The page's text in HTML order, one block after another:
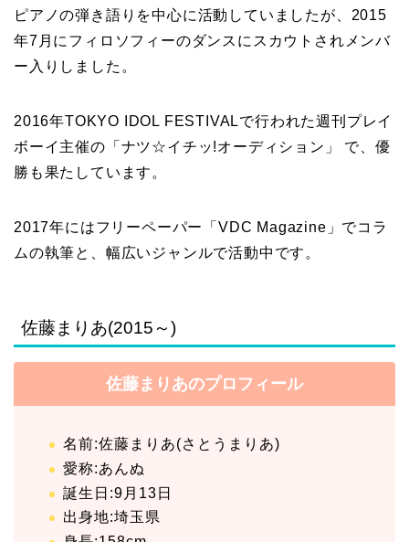
ピアノの弾き語りを中心に活動していましたが、2015
年7月にフィロソフィーのダンスにスカウトされメンバ
ー入りしました。
2016年TOKYO IDOL FESTIVALで行われた週刊プレイ
ボーイ主催の「ナツ☆イチッ!オーディション」 で、優
勝も果たしています。
2017年にはフリーペーパー「VDC Magazine」でコラ
ムの執筆と、幅広いジャンルで活動中です。
佐藤まりあ(2015～)
佐藤まりあのプロフィール
名前:佐藤まりあ(さとうまりあ)
愛称:あんぬ
誕生日:9月13日
出身地:埼玉県